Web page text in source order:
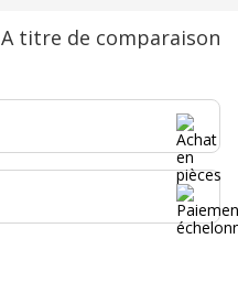
A titre de comparaison